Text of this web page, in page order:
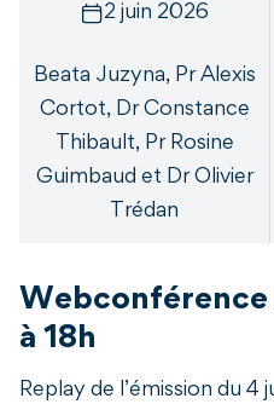
2 juin 2026
Beata Juzyna, Pr Alexis
Cortot, Dr Constance
Thibault, Pr Rosine
Guimbaud et Dr Olivier
Trédan
à 18h
Replay de l’émission du 4